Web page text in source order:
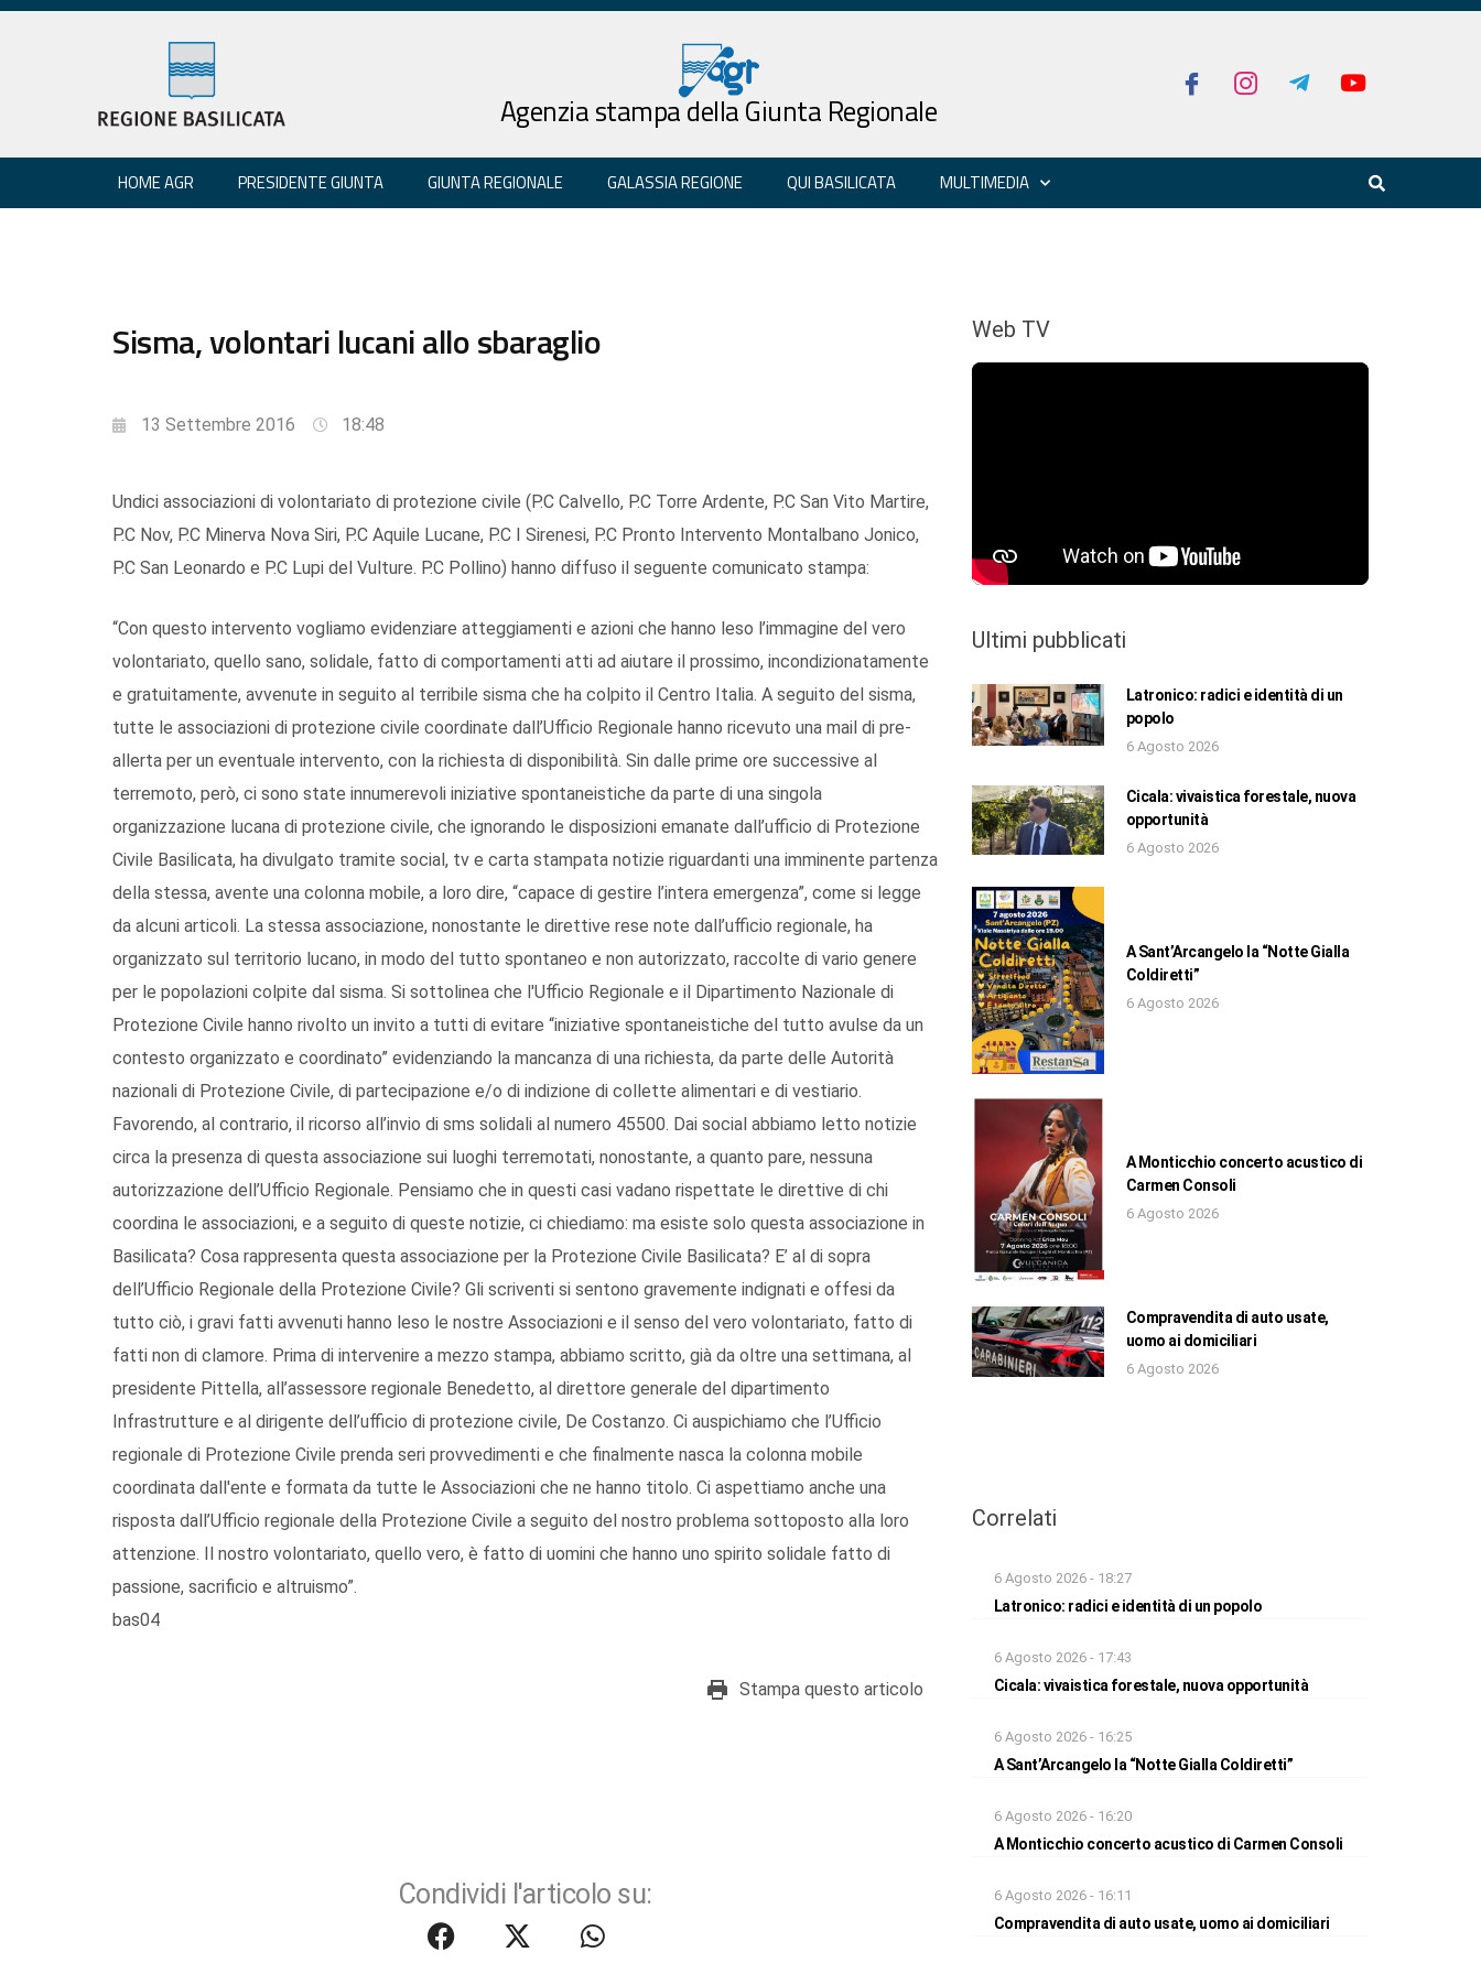
Agenzia stampa della Giunta Regionale
HOME AGR PRESIDENTE GIUNTA GIUNTA REGIONALE GALASSIA REGIONE QUI BASILICATA MULTIMEDIA
Sisma, volontari lucani allo sbaraglio
13 Settembre 2016 18:48
Undici associazioni di volontariato di protezione civile (P.C Calvello, P.C Torre Ardente, P.C San Vito Martire,
P.C Nov, P.C Minerva Nova Siri, P.C Aquile Lucane, P.C I Sirenesi, P.C Pronto Intervento Montalbano Jonico,
P.C San Leonardo e P.C Lupi del Vulture. P.C Pollino) hanno diffuso il seguente comunicato stampa:
“Con questo intervento vogliamo evidenziare atteggiamenti e azioni che hanno leso l’immagine del vero
volontariato, quello sano, solidale, fatto di comportamenti atti ad aiutare il prossimo, incondizionatamente
e gratuitamente, avvenute in seguito al terribile sisma che ha colpito il Centro Italia. A seguito del sisma,
tutte le associazioni di protezione civile coordinate dall’Ufficio Regionale hanno ricevuto una mail di pre-
allerta per un eventuale intervento, con la richiesta di disponibilità. Sin dalle prime ore successive al
terremoto, però, ci sono state innumerevoli iniziative spontaneistiche da parte di una singola
organizzazione lucana di protezione civile, che ignorando le disposizioni emanate dall’ufficio di Protezione
Civile Basilicata, ha divulgato tramite social, tv e carta stampata notizie riguardanti una imminente partenza
della stessa, avente una colonna mobile, a loro dire, “capace di gestire l’intera emergenza”, come si legge
da alcuni articoli. La stessa associazione, nonostante le direttive rese note dall’ufficio regionale, ha
organizzato sul territorio lucano, in modo del tutto spontaneo e non autorizzato, raccolte di vario genere
per le popolazioni colpite dal sisma. Si sottolinea che l'Ufficio Regionale e il Dipartimento Nazionale di
Protezione Civile hanno rivolto un invito a tutti di evitare “iniziative spontaneistiche del tutto avulse da un
contesto organizzato e coordinato” evidenziando la mancanza di una richiesta, da parte delle Autorità
nazionali di Protezione Civile, di partecipazione e/o di indizione di collette alimentari e di vestiario.
Favorendo, al contrario, il ricorso all’invio di sms solidali al numero 45500. Dai social abbiamo letto notizie
circa la presenza di questa associazione sui luoghi terremotati, nonostante, a quanto pare, nessuna
autorizzazione dell’Ufficio Regionale. Pensiamo che in questi casi vadano rispettate le direttive di chi
coordina le associazioni, e a seguito di queste notizie, ci chiediamo: ma esiste solo questa associazione in
Basilicata? Cosa rappresenta questa associazione per la Protezione Civile Basilicata? E’ al di sopra
dell’Ufficio Regionale della Protezione Civile? Gli scriventi si sentono gravemente indignati e offesi da
tutto ciò, i gravi fatti avvenuti hanno leso le nostre Associazioni e il senso del vero volontariato, fatto di
fatti non di clamore. Prima di intervenire a mezzo stampa, abbiamo scritto, già da oltre una settimana, al
presidente Pittella, all’assessore regionale Benedetto, al direttore generale del dipartimento
Infrastrutture e al dirigente dell’ufficio di protezione civile, De Costanzo. Ci auspichiamo che l’Ufficio
regionale di Protezione Civile prenda seri provvedimenti e che finalmente nasca la colonna mobile
coordinata dall'ente e formata da tutte le Associazioni che ne hanno titolo. Ci aspettiamo anche una
risposta dall’Ufficio regionale della Protezione Civile a seguito del nostro problema sottoposto alla loro
attenzione. Il nostro volontariato, quello vero, è fatto di uomini che hanno uno spirito solidale fatto di
passione, sacrificio e altruismo”.
bas04
Stampa questo articolo
Condividi l'articolo su:
Web TV
Ultimi pubblicati
Latronico: radici e identità di un
popolo
6 Agosto 2026
Cicala: vivaistica forestale, nuova
opportunità
6 Agosto 2026
A Sant’Arcangelo la “Notte Gialla
Coldiretti”
6 Agosto 2026
A Monticchio concerto acustico di
Carmen Consoli
6 Agosto 2026
Compravendita di auto usate,
uomo ai domiciliari
6 Agosto 2026
Correlati
6 Agosto 2026 - 18:27
Latronico: radici e identità di un popolo
6 Agosto 2026 - 17:43
Cicala: vivaistica forestale, nuova opportunità
6 Agosto 2026 - 16:25
A Sant’Arcangelo la “Notte Gialla Coldiretti”
6 Agosto 2026 - 16:20
A Monticchio concerto acustico di Carmen Consoli
6 Agosto 2026 - 16:11
Compravendita di auto usate, uomo ai domiciliari